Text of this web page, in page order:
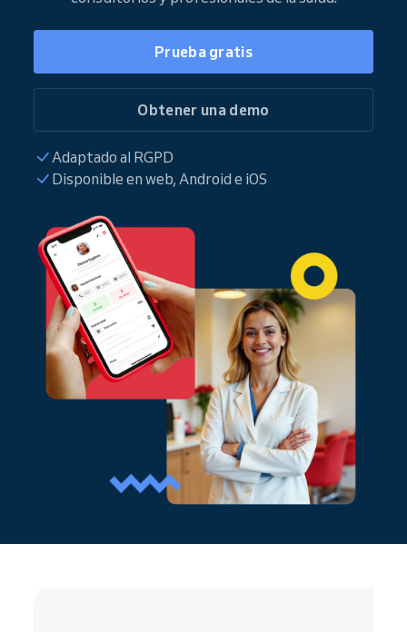
Prueba gratis
Obtener una demo
Adaptado al RGPD
Disponible en web, Android e iOS